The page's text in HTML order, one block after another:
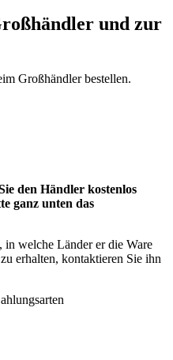
und zur
Großhändler bestellen.
den Händler kostenlos
ganz unten das
in welche Länder er die Ware
erhalten, kontaktieren Sie ihn